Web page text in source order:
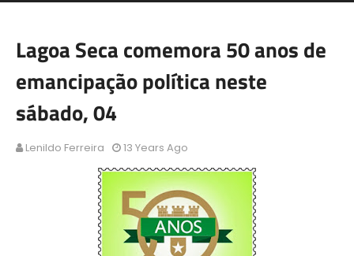
Lagoa Seca comemora 50 anos de
emancipação política neste
sábado, 04
Lenildo Ferreira 13 Years Ago